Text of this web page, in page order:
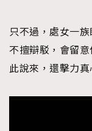
只不過，處女一
不擅辯駁，會留
此說來，還擊力